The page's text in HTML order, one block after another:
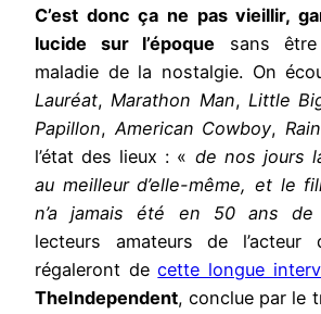
C’est donc ça ne pas vieillir,
lucide sur l’époque sans
maladie de la nostalgie. On
Lauréat,Marathon Man,Little
Papillon,American Cowboy,
l’état des lieux : « de nos jours
au meilleur d’elle-même, et le
n’a jamais été en 50 ans de
lecteurs amateurs de
régaleront decette longue
TheIndependent, conclue par le